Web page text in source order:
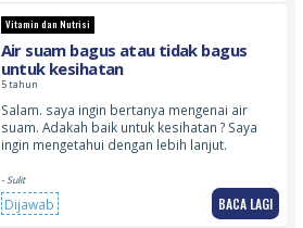
Vitamin dan Nutrisi
Air suam bagus atau tidak bagus
untuk kesihatan
5 tahun
Salam. saya ingin bertanya mengenai air
suam. Adakah baik untuk kesihatan ? Saya
ingin mengetahui dengan lebih lanjut.
- Sulit
Dijawab BACA LAGI